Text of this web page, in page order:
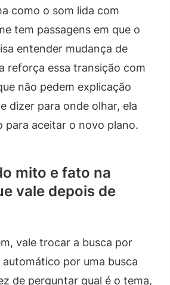
como o som lida com
tem passagens em que o
entender mudança de
reforça essa transição com
não pedem explicação
dizer para onde olhar, ela
para aceitar o novo plano.
mito e fato na
vale depois de
vale trocar a busca por
por uma busca
de perguntar qual é o tema,